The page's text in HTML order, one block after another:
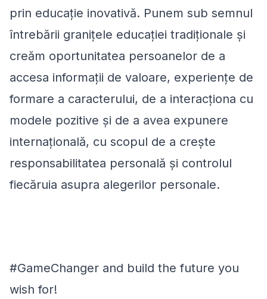
prin educație inovativă. Punem sub semnul
întrebării granițele educației tradiționale și
creăm oportunitatea persoanelor de a
accesa informaţii de valoare, experienţe de
formare a caracterului, de a interacţiona cu
modele pozitive şi de a avea expunere
internaţională, cu scopul de a creşte
responsabilitatea personală şi controlul
fiecăruia asupra alegerilor personale.
#GameChanger and build the future you
wish for!